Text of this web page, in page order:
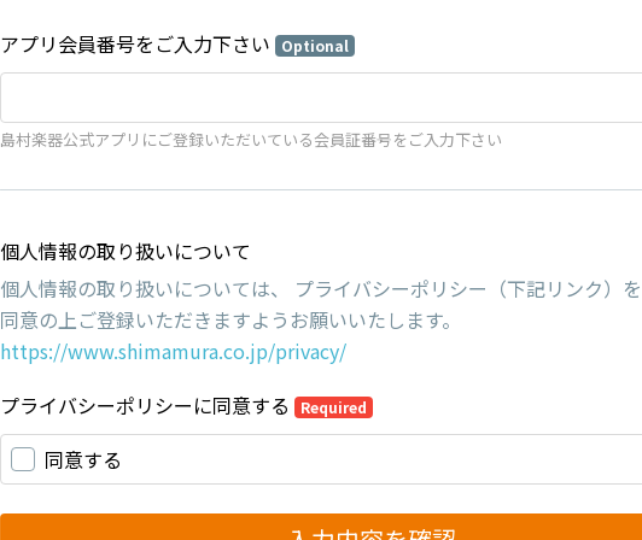
アプリ会員番号をご入力下さい Optional
島村楽器公式アプリにご登録いただいている会員証番号をご入力下さい
個人情報の取り扱いについて
個人情報の取り扱いについては、 プライバシーポリシー（下記リンク）を
同意の上ご登録いただきますようお願いいたします。
https://www.shimamura.co.jp/privacy/
プライバシーポリシーに同意する
Required
同意する